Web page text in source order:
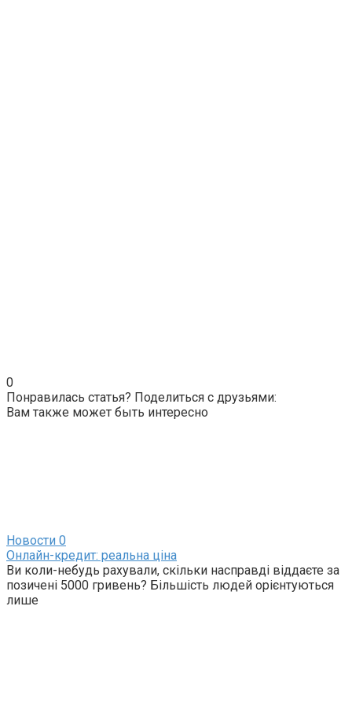
0
Понравилась статья? Поделиться с друзьями:
Вам также может быть интересно
Новости 0
Онлайн-кредит: реальна ціна
Ви коли-небудь рахували, скільки насправді віддаєте за
позичені 5000 гривень? Більшість людей орієнтуються
лише